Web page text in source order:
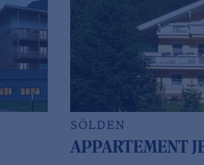
SÖLDEN
APPARTEMENT